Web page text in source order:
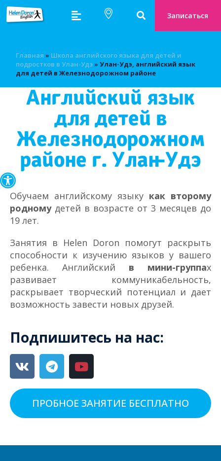
Открыть панель
Записаться
Главная » Школа английского языка для детей и
подростков в Улан-Удэ »Улан-Удэ, английский язык
для детей в Железнодорожном районе
Английский язык
для детей в
Железнодорожном
районе г. Улан-Удэ
Обучаем английскому языку как второму
родномудетей в возрасте от 3 месяцев до
19 лет.
Занятия в Helen Doron помогут раскрыть
способности к изучению языков у вашего
ребенка. Английский в мини-группах
развивает коммуникабельность,
раскрывает творческий потенциал и дает
возможность завести новых друзей.
Подпишитесь на нас:
ПРОБНОЕ ЗАНЯТИЕ БЕСПЛАТНО